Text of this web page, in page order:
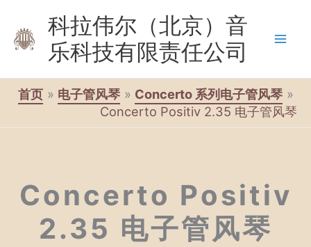
科拉伟尔（北京）音
乐科技有限责任公司
首页 电子管风琴
Concerto 系列电子管风琴
Concerto Positiv 2.35 电子管风琴
Concerto Positiv
2.35 电子管风琴